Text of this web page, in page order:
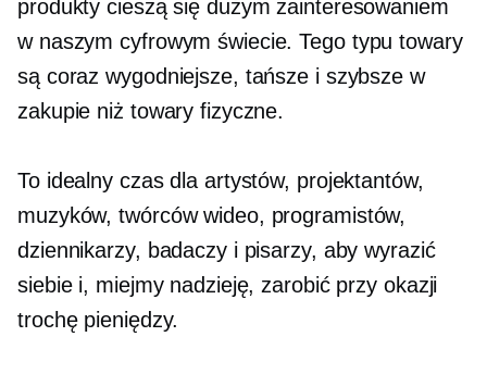
produkty cieszą się dużym zainteresowaniem
w naszym cyfrowym świecie. Tego typu towary
są coraz wygodniejsze, tańsze i szybsze w
zakupie niż towary fizyczne.
To idealny czas dla artystów, projektantów,
muzyków, twórców wideo, programistów,
dziennikarzy, badaczy i pisarzy, aby wyrazić
siebie i, miejmy nadzieję, zarobić przy okazji
trochę pieniędzy.